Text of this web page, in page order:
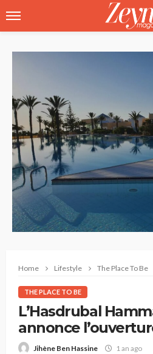
Home Lifestyle The Place To Be
THE PLACE TO BE
L’Hasdrubal
annonce
concept « Le Lion’s »
Jihène Ben Hassine 1 an ago